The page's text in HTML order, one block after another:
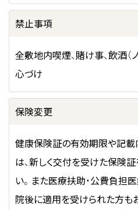
禁止事項
全敷地内喫煙、賭け事、飲酒（
心づけ
保険変更
健康保険証の有効期限や記
は、新しく交付を受けた保険
い。また医療扶助・公費負担
院後に適用を受けられた方も